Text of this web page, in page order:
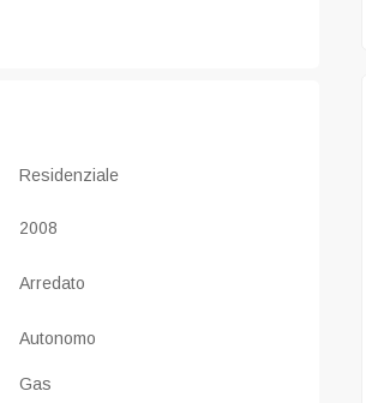
Residenziale
2008
Arredato
Autonomo
Gas
Villa indipendente con vista